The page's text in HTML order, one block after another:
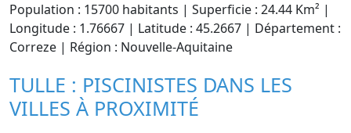
Population : 15700 habitants | Superficie : 24.44 Km² |
Longitude : 1.76667 | Latitude : 45.2667 | Département :
Correze | Région : Nouvelle-Aquitaine
TULLE : PISCINISTES DANS LES
VILLES À PROXIMITÉ